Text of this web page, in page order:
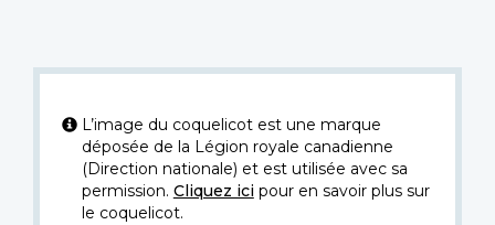
L’image du coquelicot est une marque
déposée de la Légion royale canadienne
(Direction nationale) et est utilisée avec sa
permission. Cliquez icipour en savoir plus sur
le coquelicot.